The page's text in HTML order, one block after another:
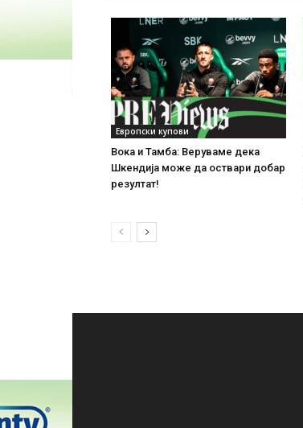
Европски купови
Вока и Тамба: Веруваме дека
Шкендија може да оствари добар
резултат!